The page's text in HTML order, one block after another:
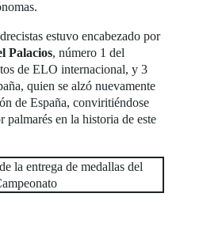
estuvo encabezado por
Palacios, número 1 del
de ELO internacional, y 3
quien se alzó nuevamente
de España, conviritiéndose
palmarés en la historia de este